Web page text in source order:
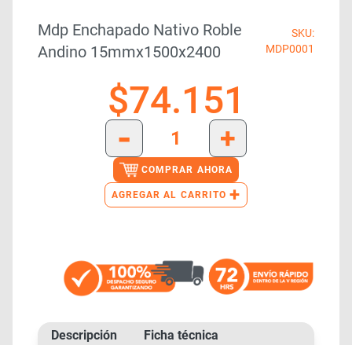
Mdp Enchapado Nativo Roble
Andino 15mmx1500x2400
SKU:
MDP0001
$74.151
-
+
COMPRAR AHORA
AGREGAR AL CARRITO +
Descripción Ficha técnica